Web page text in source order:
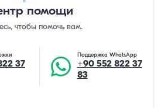
помощи
чтобы помочь вам.
37
Поддержка WhatsApp
+90 552 822 37
83